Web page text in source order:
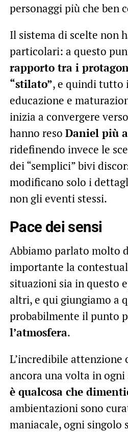
personaggi più che ben
Il sistema di scelte non
particolari: a questo
rapporto tra i
“stilato”, e quindi tutto
educazione e
inizia a convergere
hanno reso Daniel più
ridefinendo invece le
dei “semplici” bivi
modificano solo i
non gli eventi stessi.
Pace dei sensi
Abbiamo parlato molto
importante la
situazioni sia in questo
altri, e qui giungiamo a
probabilmente il punto
l’atmosfera.
L’incredibile attenzione
ancora una volta in
è qualcosa che
ambientazioni sono
maniacale, ogni singolo